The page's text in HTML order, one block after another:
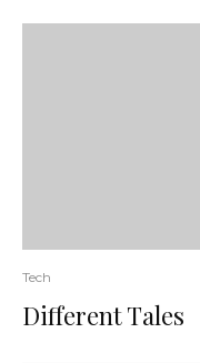
Tech
Different Tales